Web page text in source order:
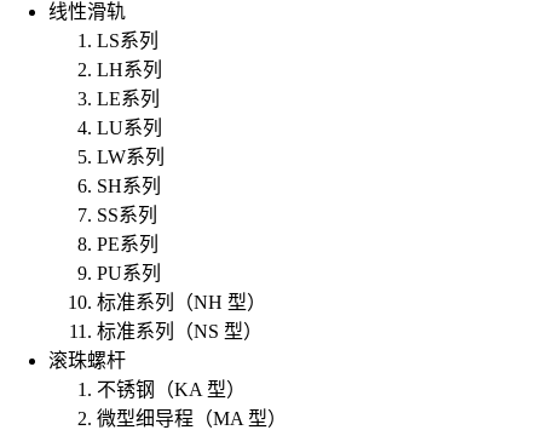
线性滑轨
LS系列
LH系列
LE系列
LU系列
LW系列
SH系列
SS系列
PE系列
PU系列
标准系列（NH 型）
标准系列（NS 型）
滚珠螺杆
不锈钢（KA 型）
微型细导程（MA 型）